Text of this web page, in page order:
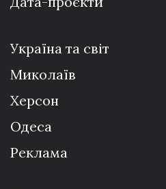
Україна та світ
Миколаїв
Херсон
Одеса
Реклама